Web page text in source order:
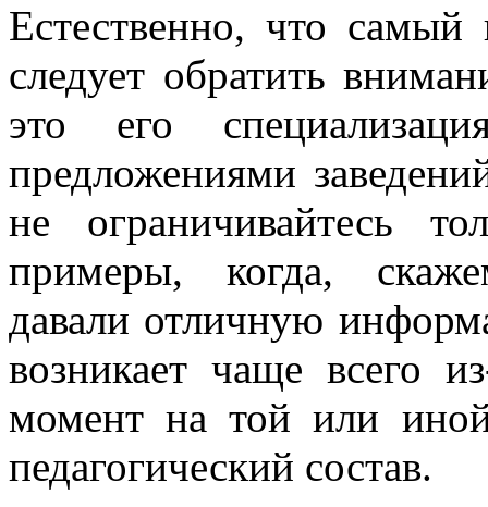
Естественно, что
следует обратить
это его
предложениями
не ограничивайтесь
примеры, когда,
давали отличную
возникает чаще всего
момент на той или
педагогический состав.